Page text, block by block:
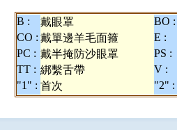
B : 戴眼罩 BO :
CO : 戴單邊羊毛面箍 E :
PC : 戴半掩防沙眼罩 PS :
TT : 綁繫舌帶 V :
"1" : 首次 "2" :